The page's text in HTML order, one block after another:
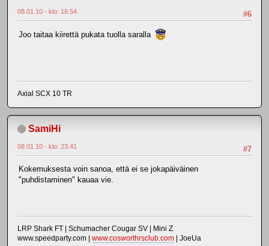
#6
08.01.10 - klo: 18.54
Joo taitaa kiirettä pukata tuolla saralla
Axial SCX 10 TR
SamiHi
#7
08.01.10 - klo: 23.41
Kokemuksesta voin sanoa, että ei se jokapäiväinen
"puhdistaminen" kauaa vie.
LRP Shark FT | Schumacher Cougar SV | Mini Z
www.speedparty.com | www.cosworthrsclub.com | JoeUa